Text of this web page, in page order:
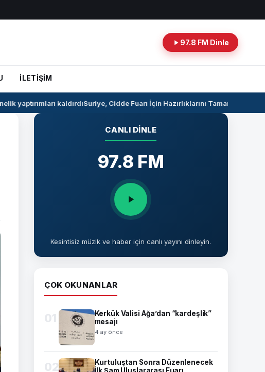
97.8 FM Dinle
İLETİŞİM
yaptırımları kaldırdıSuriye, Cidde Fuarı İçin Hazırlıklarını Tamamlıyor
CANLI DINLE
97.8 FM
Kesintisiz müzik ve haber için canlı yayını dinleyin.
ÇOK OKUNANLAR
01
Kerkük Valisi Ağa’dan “kardeşlik”
mesajı
4 ay önce
02
Kurtuluştan Sonra Düzenlenecek